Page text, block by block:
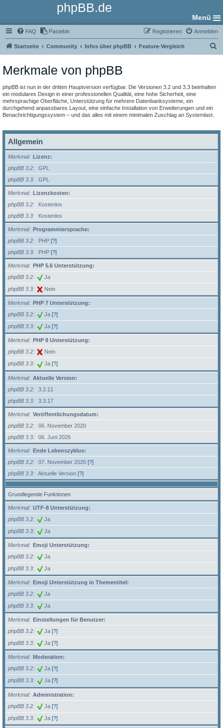
phpBB.de
Menü
FAQ Pastebin Anmelden
Registrieren
Startseite Community Infos über phpBB Feature-Vergleich
Merkmale von phpBB
phpBB ist nun in der dritten Hauptversion verfügbar. Die Versionen 3.2 und 3.3 beinhalten
ein modulares Design in einer professionellen Qualität, eine hohe Sicherheit, eine
mehrsprachige Oberfläche, Unterstützung für mehrere Datenbanksysteme, ein
durchgehend anpassbares Layout, eine einfache Installation von Erweiterungen und ein
Benachrichtigungssystem – und das alles mit einem minimalen Zuschlag an Systemlast.
Allgemein
Merkmal
Lizenz:
phpBB 3.2
GPL
phpBB 3.3
GPL
Merkmal
Lizenzkosten:
phpBB 3.2
Kostenlos
phpBB 3.3
Kostenlos
Merkmal
Programmiersprache:
phpBB 3.2
PHP [?]
phpBB 3.3
PHP [?]
Merkmal
PHP 5.6 Unterstützung:
phpBB 3.2
Ja
phpBB 3.3 Nein
Merkmal
PHP 7 Unterstützung:
phpBB 3.2
Ja [?]
phpBB 3.3 Ja [?]
Merkmal
PHP 8 Unterstützung:
phpBB 3.2
Nein
phpBB 3.3 Ja [?]
Merkmal
Aktuelle Version:
phpBB 3.2
3.2.11
phpBB 3.3
3.3.17
Merkmal
Veröffentlichungsdatum:
phpBB 3.2
06. November 2020
phpBB 3.3
06. Juni 2026
Merkmal
Ende Lebenszyklus:
phpBB 3.2
07. November 2020 [?]
phpBB 3.3
Aktuelle Version [?]
Grundlegende Funktionen
Merkmal
UTF-8 Unterstützung:
phpBB 3.2
Ja
phpBB 3.3 Ja
Merkmal
Emoji Unterstützung:
phpBB 3.2
Ja
phpBB 3.3 Ja
Merkmal
Emoji Unterstützung in Thementitel:
phpBB 3.2
Ja
phpBB 3.3 Ja
Merkmal
Einstellungen für Benutzer:
phpBB 3.2
Ja [?]
phpBB 3.3 Ja [?]
Merkmal
Moderation:
phpBB 3.2
Ja [?]
phpBB 3.3 Ja [?]
Merkmal
Administration:
phpBB 3.2
Ja [?]
phpBB 3.3 Ja [?]